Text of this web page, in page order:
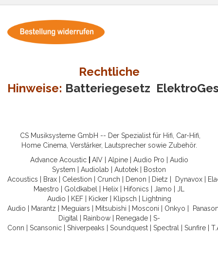
Rechtliche
Hinweise: Batteriegesetz
CS Musiksysteme GmbH -- Der Spezialist für Hifi, Car-Hifi,
Home Cinema, Verstärker, Lautsprecher sowie Zubehör.
Advance Acoustic
AIV| Alpine| Audio Pro
Audio
System
Audiolab Autotek
Boston
Acoustics
Brax Celestion Crunch Denon Dietz Dynavox
Maestro
Goldkabel Helix Hifonics Jamo
JL
Audio
KEF| Kicker| Klipsch
Lightning
Audio
Marantz Meguiars Mitsubishi Mosconi Onkyo
Digital
Rainbow| Renegade| S-
Conn
Scansonic Shiverpeaks Soundquest Spectral Sunfire